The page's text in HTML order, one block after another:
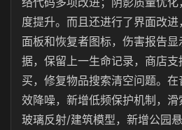
度提升。而且还进行了界面改
面板和恢复者图标，伤害报告
据，保留上一生命记录，商店
买，修复物品搜索清空问题。
效降噪，新增低频保护机制，
玻璃反射/建筑模型，新增公园